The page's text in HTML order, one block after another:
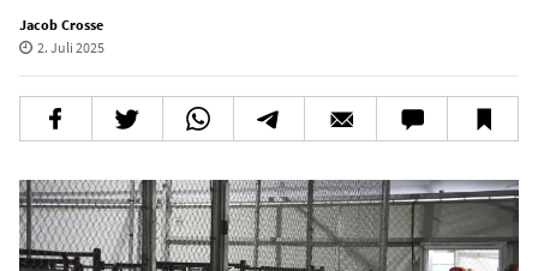
Jacob Crosse
2. Juli 2025